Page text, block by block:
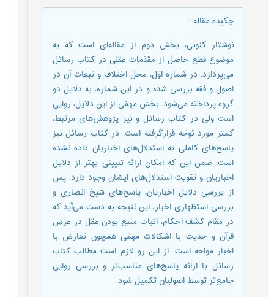
چکیده مقاله:
نوشتار کنونی، بخش دوم از مقاله‌ای است که به
موضوع قطع حاصل از مقدّمات عقلی در کتاب رسائل
می‌پردازد. در شماره اوّل، محلّ اختلاف و تبعات آن در
اصول و فقه بررسی شده و در این شماره، به دلایل دو
گروه پرداخته می‌شود. بخش مهمّی از این دلایل، روایی
است ولی در کتاب رسائل و نیز پژوهش‌های مرتبط،
کمتر مورد توجّه قرارگرفته است. در کتاب رسائل نیز
پاسخ‌های کاملی به استدلال‌های اخباریان داده نشده
است. ضمن این که امکان ارائه تبیینی بهتر از دلایل
اخباریان و تقویت استدلال‌های ایشان وجود دارد. پس
از بررسی دلایل اخباریان، پاسخ‌های شیخ انصاری و
بررسی استظهاری اخبار، این نتیجه به دست می‌آید که
در مقام کشف احکام، اثبات منبع بودن عقل در عرض
قرآن و حدیث با اشکالات مهمّی همچون تعارض با
اخبار مواجه است. از این رو لازم است مطالب کتاب
رسائل با ارائه پاسخ‌های مناسب‌تر و بررسی روایی
جامع‌تر توسط اصولیان تکمیل شود.